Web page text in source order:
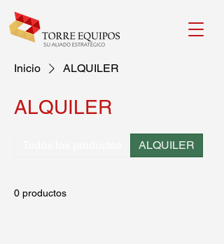
Inicio ALQUILER
ALQUILER
ALQUILER
0 productos